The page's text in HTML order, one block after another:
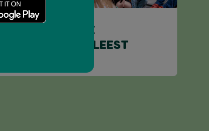
Kids
VOORLEZEN - DE
BURGEMEESTER LEEST